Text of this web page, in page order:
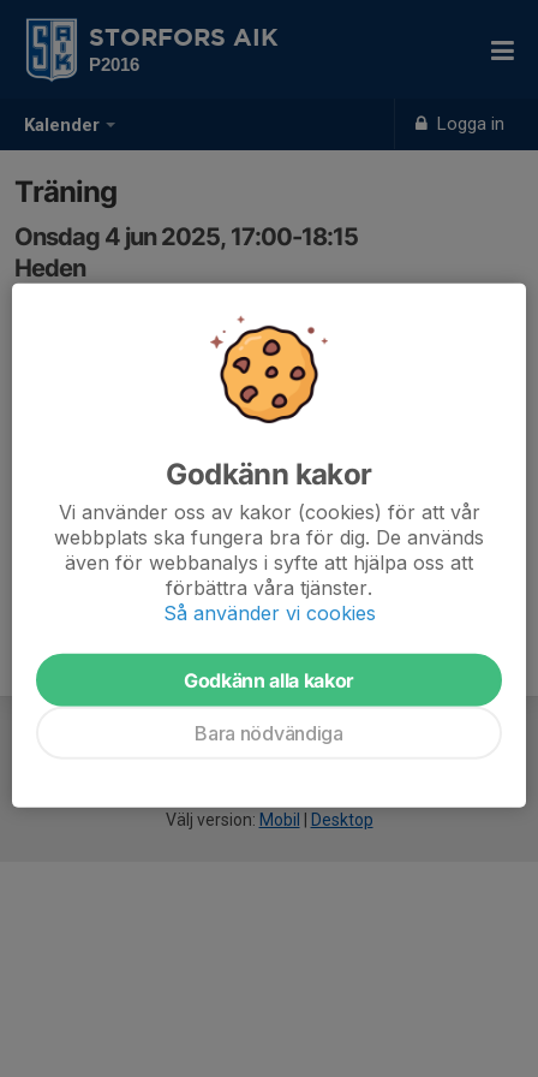
Kalender Logga in
STORFORS AIK
P2016
Träning
Onsdag 4 jun 2025, 17:00-18:15
Heden
Välj version: Mobil Desktop
Godkänn kakor
Vi använder oss av kakor (cookies) för att vår
webbplats ska fungera bra för dig. De används
även för webbanalys i syfte att hjälpa oss att
förbättra våra tjänster.
Så använder vi cookies
Godkänn alla kakor
Bara nödvändiga